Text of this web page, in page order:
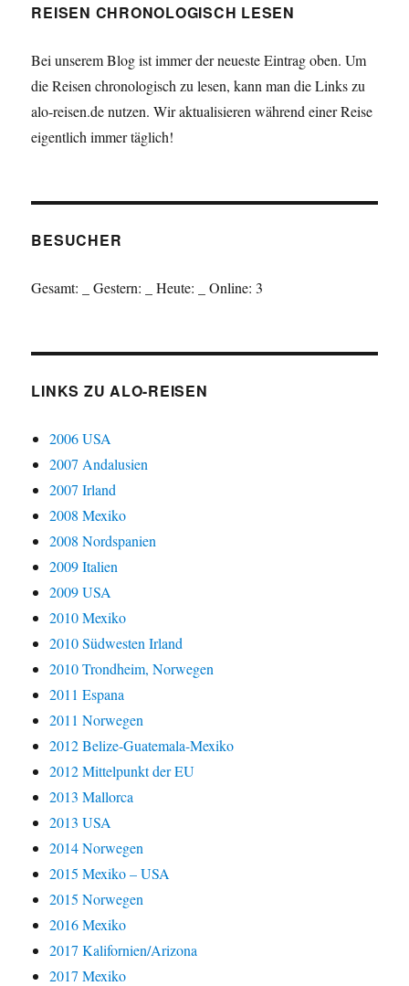
REISEN CHRONOLOGISCH LESEN
Bei unserem Blog ist immer der neueste Eintrag oben. Um
die Reisen chronologisch zu lesen, kann man die Links zu
alo-reisen.de nutzen. Wir aktualisieren während einer Reise
eigentlich immer täglich!
BESUCHER
Gesamt: Gestern: Heute: Online: 3
LINKS ZU ALO-REISEN
2006 USA
2007 Andalusien
2007 Irland
2008 Mexiko
2008 Nordspanien
2009 Italien
2009 USA
2010 Mexiko
2010 Südwesten Irland
2010 Trondheim, Norwegen
2011 Espana
2011 Norwegen
2012 Belize-Guatemala-Mexiko
2012 Mittelpunkt der EU
2013 Mallorca
2013 USA
2014 Norwegen
2015 Mexiko – USA
2015 Norwegen
2016 Mexiko
2017 Kalifornien/Arizona
2017 Mexiko